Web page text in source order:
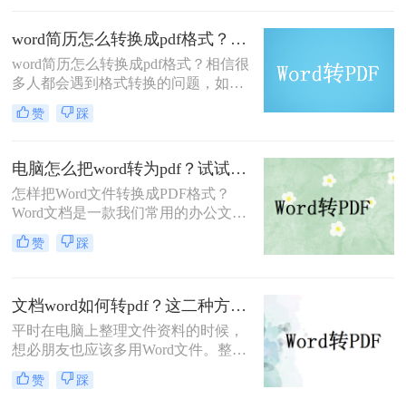
相信会帮助到你，一起来了解一下
word转pdf的方法吧。
word简历怎么转换成pdf格式？教你两种情况的转换方法
word简历怎么转换成pdf格式？相信很
多人都会遇到格式转换的问题，如果
让你将一份Word文档转换成PDF格式
的文档你会怎么做呢？有人说，直接
果你要转换的Word文档数量很多呢，
一个个打开另存为就很费时了，有什
么好的办法可以快速word转换成pdf格
式呢？今天就来教大家一个word转pdf
的方法，有需要的朋友学起来。
赞 踩
电脑怎么把word转为pdf？试试这二种转换方法
怎样把Word文件转换成PDF格式？
Word文档是一款我们常用的办公文档
编辑软件，我们常用Word来编辑文
案，在发送文件之前，我们都会将其
把word转为pdf？我会有一个非常有效
的办法，来看一下word转pdf具体步
骤。
赞 踩
文档word如何转pdf？这二种方法教你如何转换
平时在电脑上整理文件资料的时候，
想必朋友也应该多用Word文件。整理
好相应的数据后，很多朋友会把文档
word转pdf，以方便传输和保存。但是
赞 踩